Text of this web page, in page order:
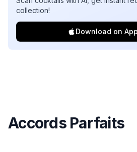
collection!
Download on
Accords Parfaits